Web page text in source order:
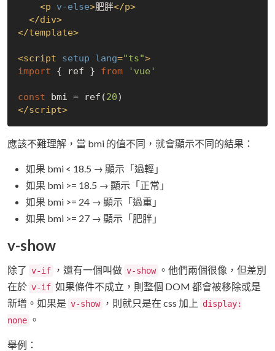
<p v-else>肥胖</p>
</div>
</template>
<script setup lang="ts">
import { ref } from 'vue'
const bmi = ref(20
</script>
應該不難理解，當 bmi 的值不同，就會顯示不同的結果：
如果 bmi < 18.5 → 顯示「過輕」
如果 bmi >= 18.5 → 顯示「正常」
如果 bmi >= 24 → 顯示「過重」
如果 bmi >= 27 → 顯示「肥胖」
v-show
除了 v-if ，還有一個叫做 v-show 。他們兩個很像，但差別
在於 v-if 如果條件不成立，則整個 DOM 都會被移除或是
新增。如果是 v-show ，則就只是在 css 加上
display:
none 。
舉例：